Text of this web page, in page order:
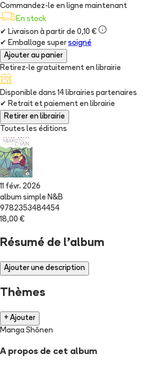
Commandez-le en ligne maintenant
En stock
✔ Livraison à partir de 0,10 €
✔ Emballage super soigné
Ajouter au panier
Retirez-le gratuitement en librairie
Disponible dans 14 librairies partenaires
✔ Retrait et paiement en librairie
Retirer en librairie
Toutes les éditions
11 févr. 2026
album simple N&B
9782353484454
18,00 €
Résumé de l'album
Ajouter une description
Thèmes
+ Ajouter
Manga Shōnen
A propos de cet album